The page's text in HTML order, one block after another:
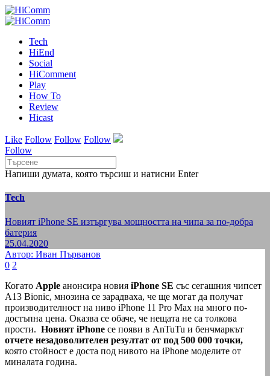
Tech
HiEnd
Social
HiComment
Play
How To
Review
Hicast
Like Follow Follow Follow
Follow
Напиши думата, която търсиш и натисни Enter
Tech
Новият iPhone SE изтъргува мощността на чипа за по-добра
батерия
25.04.2020
Автор: Иван Първанов
0 2
Когато Аpple анонсира новия iPhone SE със сегашния чипсет
A13 Bionic, мнозина се зарадваха, че ще могат да получат
производителност на ниво iPhone 11 Pro Max на много по-
достъпна цена. Оказва се обаче, че нещата не са толкова
прости. Новият iPhone се появи в AnTuTu и бенчмаркът
отчете незадоволителен резултат от под 500 000 точки,
която стойност е доста под нивото на iPhone моделите от
миналата година.